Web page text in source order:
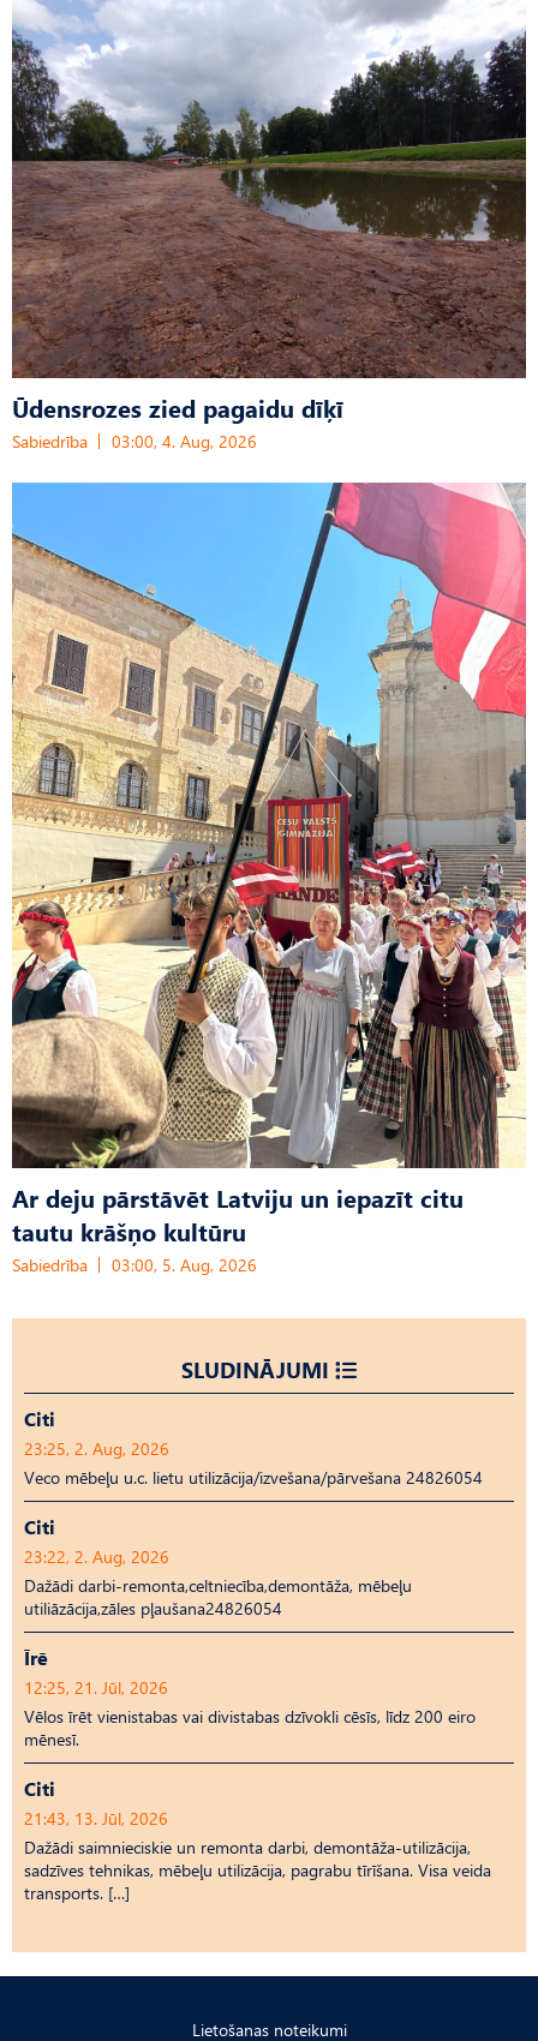
Ūdensrozes zied pagaidu dīķī
Sabiedrība 03:00, 4. Aug, 2026
Ar deju pārstāvēt Latviju un iepazīt citu
tautu krāšņo kultūru
Sabiedrība 03:00, 5. Aug, 2026
SLUDINĀJUMI
Citi
23:25, 2. Aug, 2026
Veco mēbeļu u.c. lietu utilizācija/izvešana/pārvešana 24826054
Citi
23:22, 2. Aug, 2026
Dažādi darbi-remonta,celtniecība,demontāža, mēbeļu
utiliāzācija,zāles pļaušana24826054
Īrē
12:25, 21. Jūl, 2026
Vēlos īrēt vienistabas vai divistabas dzīvokli cēsīs, līdz 200 eiro
mēnesī.
Citi
21:43, 13. Jūl, 2026
Dažādi saimnieciskie un remonta darbi, demontāža-utilizācija,
sadzīves tehnikas, mēbeļu utilizācija, pagrabu tīrīšana. Visa veida
transports. […]
Lietošanas noteikumi